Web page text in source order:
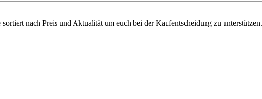
nach Preis und Aktualität um euch bei der Kaufentscheidung zu unterstützen.